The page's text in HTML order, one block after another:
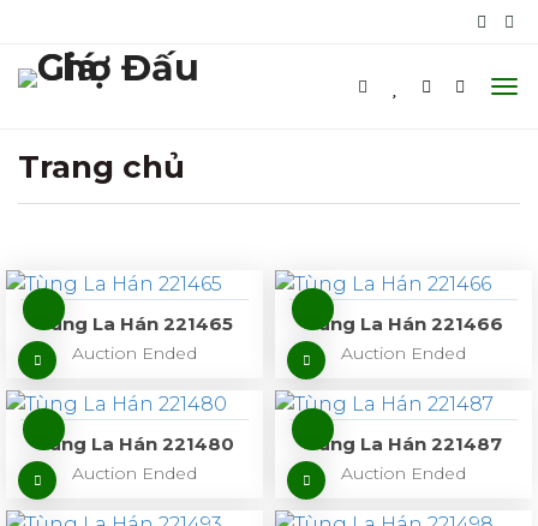
Trang chủ
Tùng La Hán 221465
Auction Ended
Tùng La Hán 221466
Auction Ended
Tùng La Hán 221480
Auction Ended
Tùng La Hán 221487
Auction Ended